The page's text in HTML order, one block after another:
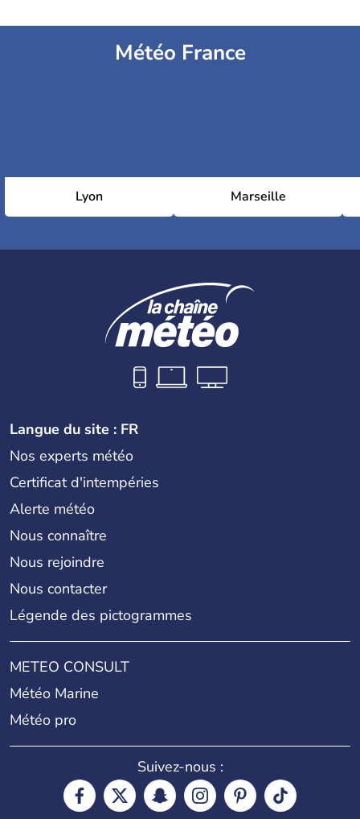
Météo France
Lyon Marseille
Langue du site : FR
Nos experts météo
Certificat d'intempéries
Alerte météo
Nous connaître
Nous rejoindre
Nous contacter
Légende des pictogrammes
METEO CONSULT
Météo Marine
Météo pro
Suivez-nous :